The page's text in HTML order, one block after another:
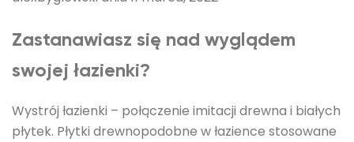
Zastanawiasz się nad wyglądem
swojej łazienki?
Wystrój łazienki – połączenie imitacji drewna i białych
płytek. Płytki drewnopodobne w łazience stosowane